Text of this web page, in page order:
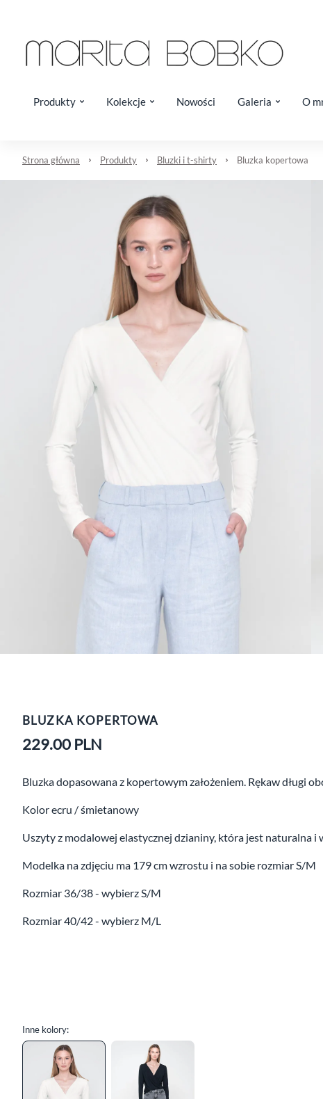
Produkty Kolekcje Nowości Galeria O
Strona główna Produkty Bluzki i t-shirty Bluzka kopertowa
BLUZKA KOPERTOWA
229.00 PLN
Bluzka dopasowana z kopertowym założeniem. Rękaw długi
Kolor ecru / śmietanowy
Uszyty z modalowej elastycznej dzianiny, która jest naturalna
Modelka na zdjęciu ma 179 cm wzrostu i na sobie rozmiar S/M
Rozmiar 36/38 - wybierz S/M
Rozmiar 40/42 - wybierz M/L
Inne kolory: